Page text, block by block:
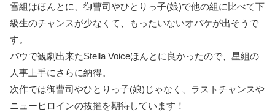
雪組はほんとに、御曹司やひとりっ子(娘)で他の組に比べて下
級生のチャンスが少なくて、もったいないオバケが出そうで
す。
バウで観劇出来たStella Voiceほんとに良かったので、星組の
人事上手にさらに納得。
次作では御曹司やひとりっ子(娘)じゃなく、ラストチャンスや
ニューヒロインの抜擢を期待しています！